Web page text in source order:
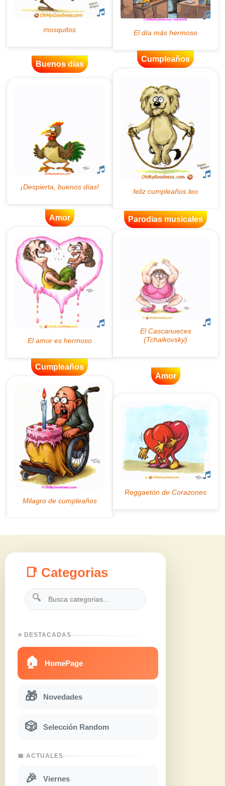
Buenos días
Cumpleaños
Amor Parodias musicales
Cumpleaños
Amor
📑 Categorias
🔍
⭐ DESTACADAS
🏠 HomePage
🎁 Novedades
🎲 Selección Random
📅 ACTUALES
🎉 Viernes